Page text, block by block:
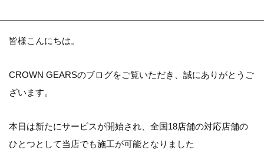
皆様こんにちは。
CROWN GEARSのブログをご覧いただき、誠にありがとうご
ざいます。
本日は新たにサービスが開始され、全国18店舗の対応店舗の
ひとつとして当店でも施工が可能となりました